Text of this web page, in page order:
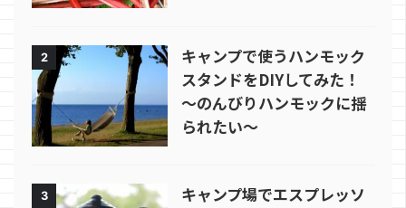
2
キャンプで使うハンモック
スタンドをDIYしてみた！
～のんびりハンモックに揺
られたい～
3
キャンプ場でエスプレッソ